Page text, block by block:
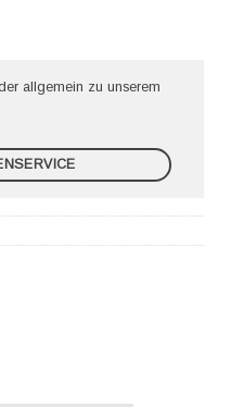
allgemein zu unserem